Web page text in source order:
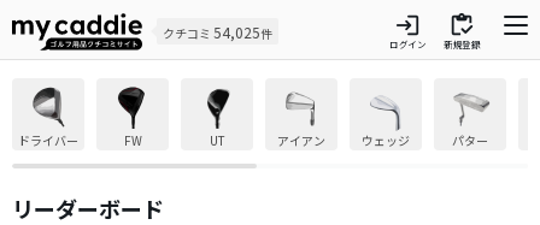
クチコミ 54,025件 login
ログイン
inventory
新規登録
ドライバー FW UT アイアン ウェッジ パター
リーダーボード